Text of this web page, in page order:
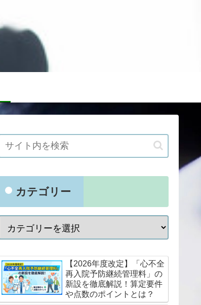
カテゴリー
【2026年度改定】「心不全
再入院予防継続管理料」の
新設を徹底解説！算定要件
や点数のポイントとは？